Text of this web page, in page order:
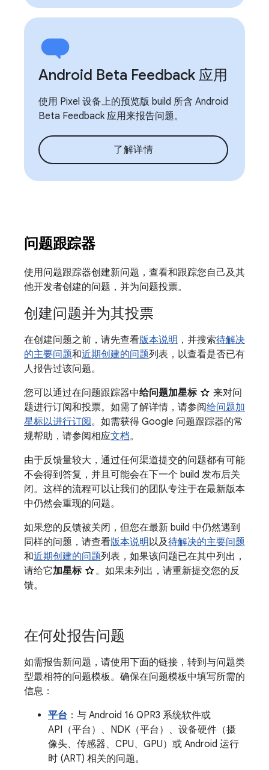
Android Beta Feedback 应用
使用 Pixel 设备上的预览版 build 所含 Android
Beta Feedback 应用来报告问题。
了解详情
问题跟踪器
使用问题跟踪器创建新问题，查看和跟踪您自己及其
他开发者创建的问题，并为问题投票。
创建问题并为其投票
在创建问题之前，请先查看版本说明 ，并搜索待解决
的主要问题和近期创建的问题列表，以查看是否已有
人报告过该问题。
您可以通过在问题跟踪器中给问题加星标
来对问
题进行订阅和投票。如需了解详情，请参阅给问题加
星标以进行订阅。如需获得 Google 问题跟踪器的常
规帮助，请参阅相应文档。
由于反馈量较大，通过任何渠道提交的问题都有可能
不会得到答复，并且可能会在下一个 build 发布后关
闭。这样的流程可以让我们的团队专注于在最新版本
中仍然会重现的问题。
如果您的反馈被关闭，但您在最新 build 中仍然遇到
同样的问题，请查看版本说明以及待解决的主要问题
和近期创建的问题列表，如果该问题已在其中列出，
请给它加星标
。如果未列出，请重新提交您的反
馈。
在何处报告问题
如需报告新问题，请使用下面的链接，转到与问题类
型最相符的问题模板。确保在问题模板中填写所需的
信息：
平台 ：与 Android 16 QPR3 系统软件或
API（平台）、NDK（平台）、设备硬件（摄
像头、传感器、CPU、GPU）或 Android 运行
时 (ART) 相关的问题。